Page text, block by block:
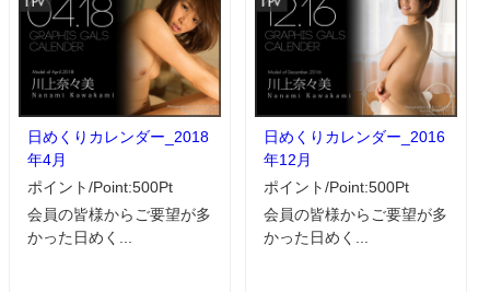
日めくりカレンダー_2018
年4月
ポイント/Point:500Pt
会員の皆様からご要望が多
かった日めく...
日めくりカレンダー_2016
年12月
ポイント/Point:500Pt
会員の皆様からご要望が多
かった日めく...